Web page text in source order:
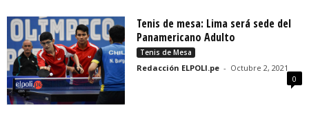
Tenis de mesa: Lima será sede del
Panamericano Adulto
Tenis de Mesa
Redacción ELPOLI.pe - Octubre 2, 2021
0